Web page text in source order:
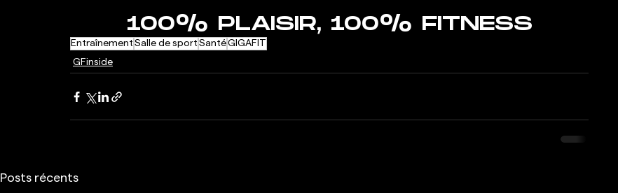
100% PLAISIR, 100% FITNESS
Entraînement Salle de sport SantéGIGAFIT
GFinside
Posts récents